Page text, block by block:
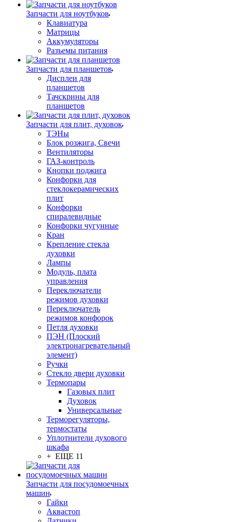
Запчасти для ноутбуков
Клавиатура
Матрицы
Аккумуляторы
Разъемы питания
Запчасти для планшетов
Дисплеи для
планшетов
Тачскрины для
планшетов
Запчасти для плит, духовок
ТЭНы
Блок розжига, Свечи
Вентиляторы
ГАЗ-контроль
Кнопки поджига
Конфорки для
стеклокерамических
плит
Конфорки
спиралевидные
Конфорки чугунные
Кран
Крепление стекла
духовки
Лампы
Модуль, плата
управления
Переключатели
режимов духовки
Переключатель
режимов конфорок
Петля духовки
ПЭН (Плоский
электронагревательный
элемент)
Ручки
Стекло двери духовки
Термопары
Газовых плит
Духовок
Универсальные
Терморегуляторы,
термостаты
Уплотнители духового
шкафа
+ ЕЩЕ 11
Запчасти для посудомоечных
машин
Гайки
Аквастоп